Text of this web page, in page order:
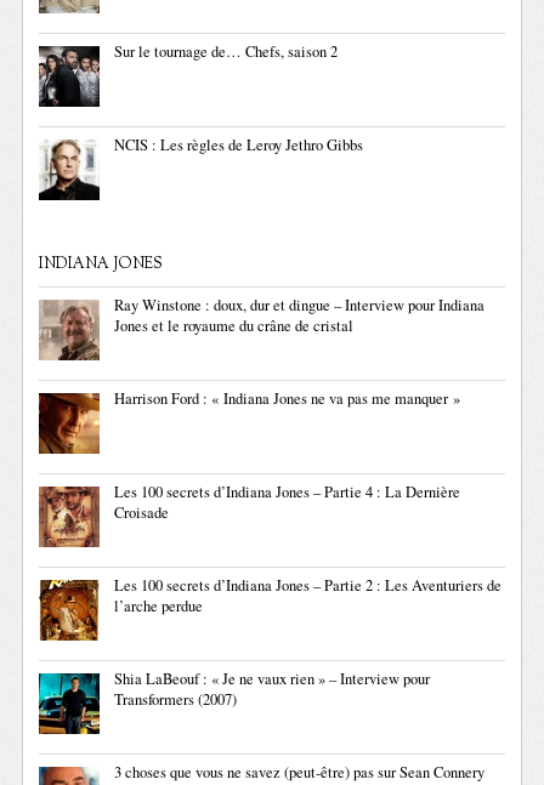
Sur le tournage de… Chefs, saison 2
NCIS : Les règles de Leroy Jethro Gibbs
INDIANA JONES
Ray Winstone : doux, dur et dingue – Interview pour Indiana
Jones et le royaume du crâne de cristal
Harrison Ford : « Indiana Jones ne va pas me manquer »
Les 100 secrets d’Indiana Jones – Partie 4 : La Dernière
Croisade
Les 100 secrets d’Indiana Jones – Partie 2 : Les Aventuriers de
l’arche perdue
Shia LaBeouf : « Je ne vaux rien » – Interview pour
Transformers (2007)
3 choses que vous ne savez (peut-être) pas sur Sean Connery